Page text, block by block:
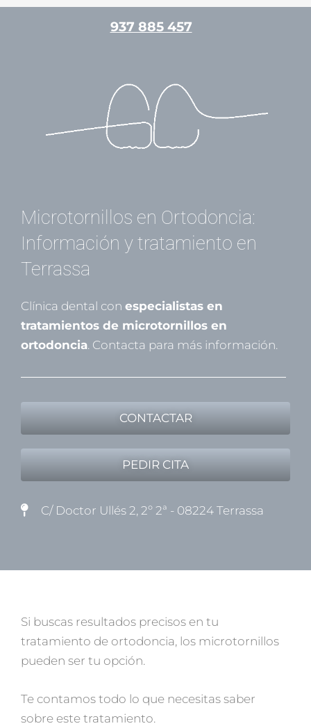
937 885 457
/ Por admin
Microtornillos en Ortodoncia:
Información y tratamiento en
Terrassa
Clínica dental con especialistas en
tratamientos de microtornillos en
ortodoncia. Contacta para más información.
CONTACTAR
PEDIR CITA
C/ Doctor Ullés 2, 2º 2ª - 08224 Terrassa
Si buscas resultados precisos en tu
tratamiento de ortodoncia, los microtornillos
pueden ser tu opción.
Te contamos todo lo que necesitas saber
sobre este tratamiento.